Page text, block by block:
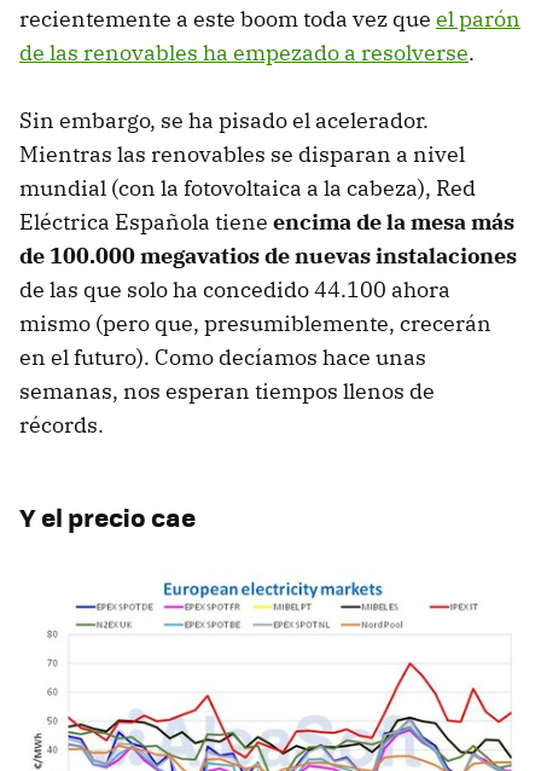
recientemente a este boom toda vez que el parón
de las renovables ha empezado a resolverse.
Sin embargo, se ha pisado el acelerador.
Mientras las renovables se disparan a nivel
mundial (con la fotovoltaica a la cabeza), Red
Eléctrica Española tiene encima de la mesa más
de 100.000 megavatios de nuevas instalaciones
de las que solo ha concedido 44.100 ahora
mismo (pero que, presumiblemente, crecerán
en el futuro). Como decíamos hace unas
semanas, nos esperan tiempos llenos de
récords.
Y el precio cae